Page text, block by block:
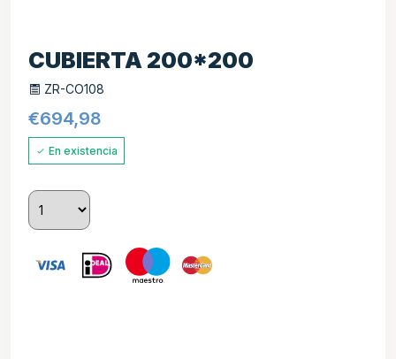
CUBIERTA 200*200
ZR-CO108
€694,98
En existencia